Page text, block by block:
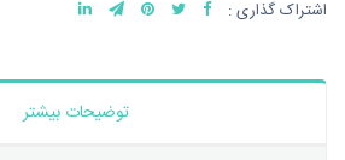
اشتراک گذاری :
توضیحات بیشتر